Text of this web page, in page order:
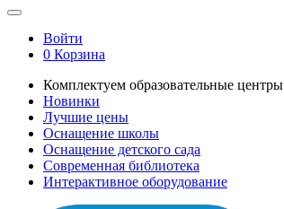
Войти
0 Корзина
Комплектуем образовательные центры
Новинки
Лучшие цены
Оснащение школы
Оснащение детского сада
Современная библиотека
Интерактивное оборудование